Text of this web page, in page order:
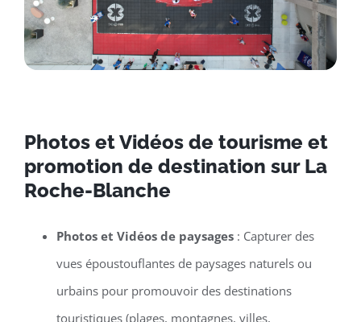
Photos et Vidéos de tourisme et
promotion de destination sur La
Roche-Blanche
Photos et Vidéos de paysages: Capturer des
vues époustouflantes de paysages naturels ou
urbains pour promouvoir des destinations
touristiques (plages, montagnes, villes,